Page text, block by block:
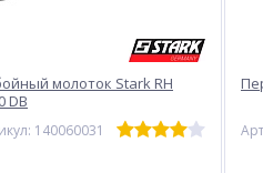
молоток Stark RH
DB
140060031